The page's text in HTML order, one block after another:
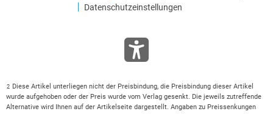
Datenschutzeinstellungen
2 Diese Artikel unterliegen nicht der Preisbindung, die Preisbindung dieser Artikel
wurde aufgehoben oder der Preis wurde vom Verlag gesenkt. Die jeweils zutreffende
Alternative wird Ihnen auf der Artikelseite dargestellt. Angaben zu Preissenkungen